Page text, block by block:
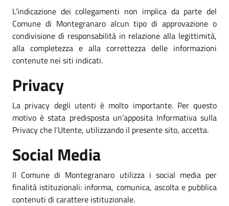
L’indicazione dei collegamenti non implica da parte del
Comune di Montegranaro alcun tipo di approvazione o
condivisione di responsabilità in relazione alla legittimità,
alla completezza e alla correttezza delle informazioni
contenute nei siti indicati.
Privacy
La privacy degli utenti è molto importante. Per questo
motivo è stata predisposta un’apposita Informativa sulla
Privacy che l’Utente, utilizzando il presente sito, accetta.
Social Media
Il Comune di Montegranaro utilizza i social media per
finalità istituzionali: informa, comunica, ascolta e pubblica
contenuti di carattere istituzionale.